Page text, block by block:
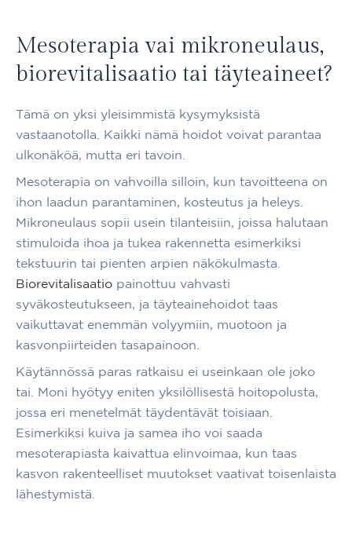
Mesoterapia vai mikroneulaus,
biorevitalisaatio tai täyteaineet?
Tämä on yksi yleisimmistä kysymyksistä
vastaanotolla. Kaikki nämä hoidot voivat parantaa
ulkonäköä, mutta eri tavoin.
Mesoterapia on vahvoilla silloin, kun tavoitteena on
ihon laadun parantaminen, kosteutus ja heleys.
Mikroneulaus sopii usein tilanteisiin, joissa halutaan
stimuloida ihoa ja tukea rakennetta esimerkiksi
tekstuurin tai pienten arpien näkökulmasta.
Biorevitalisaatio painottuu vahvasti
syväkosteutukseen, ja täyteainehoidot taas
vaikuttavat enemmän volyymiin, muotoon ja
kasvonpiirteiden tasapainoon.
Käytännössä paras ratkaisu ei useinkaan ole joko
tai. Moni hyötyy eniten yksilöllisestä hoitopolusta,
jossa eri menetelmät täydentävät toisiaan.
Esimerkiksi kuiva ja samea iho voi saada
mesoterapiasta kaivattua elinvoimaa, kun taas
kasvon rakenteelliset muutokset vaativat toisenlaista
lähestymistä.